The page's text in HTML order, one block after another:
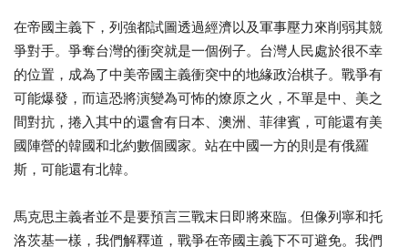
在帝國主義下，列強都試圖透過經濟以及軍事壓力來削弱其競
爭對手。爭奪台灣的衝突就是一個例子。台灣人民處於很不幸
的位置，成為了中美帝國主義衝突中的地緣政治棋子。戰爭有
可能爆發，而這恐將演變為可怖的燎原之火，不單是中、美之
間對抗，捲入其中的還會有日本、澳洲、菲律賓，可能還有美
國陣營的韓國和北約數個國家。站在中國一方的則是有俄羅
斯，可能還有北韓。
馬克思主義者並不是要預言三戰末日即將來臨。但像列寧和托
洛茨基一樣，我們解釋道，戰爭在帝國主義下不可避免。我們